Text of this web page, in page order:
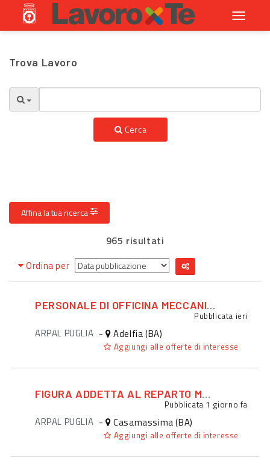
Toggle
Trova Lavoro
Cerca
Affina la tua ricerca
965 risultati
Ordina per
PERSONALE DI OFFICINA MECCANICA / MECCATRONICA
Pubblicata ieri
ARPAL PUGLIA - Adelfia (BA)
Aggiungi alle offerte di interesse
FIGURA ADDETTA AL REPARTO MACELLERIA
Pubblicata 1 giorno fa
ARPAL PUGLIA - Casamassima (BA)
Aggiungi alle offerte di interesse